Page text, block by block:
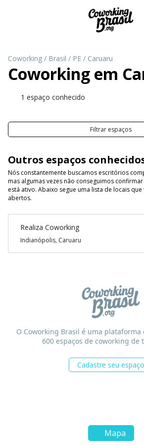
Coworking / Brasil / PE / Caruaru
Coworking em
1 espaço conhecido
Filtrar espaços
Outros espaços
Nós constantemente buscamos escritórios
mas algumas vezes não conseguimos
está ativo. Abaixo segue uma lista de locais
abertos.
Realiza Coworking
Indianópolis, Caruaru
Mapa
O Coworking Brasil é uma
600 espaços de coworking de
Cadastre seu espaço